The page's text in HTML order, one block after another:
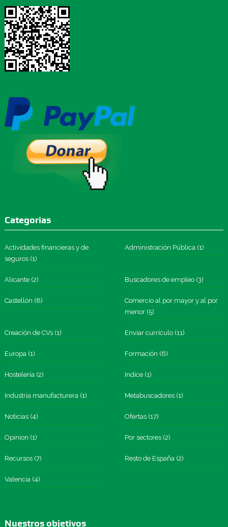
Categorias
Actividades financieras y de
seguros(1)
Administración Pública (1)
Alicante(2) Buscadores de empleo (3)
Castellón (8)
Comercio al por mayor y al por
menor (5)
Creación de CVs(1) Enviar currículo (11)
Europa(1) Formación (6)
Hostelería(2) Indice (1)
Industria manufacturera(1) Metabuscadores (1)
Noticias(4) Ofertas (17)
Opinion (1) Por sectores (2)
Recursos(7) Resto de España (2)
Valencia(4)
Nuestros objetivos